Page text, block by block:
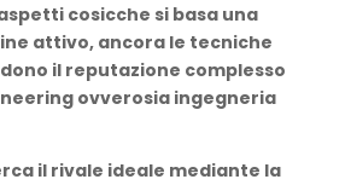
cosicche si basa una
attivo, ancora le tecniche
il reputazione complesso
ovverosia ingegneria
il rivale ideale mediante la